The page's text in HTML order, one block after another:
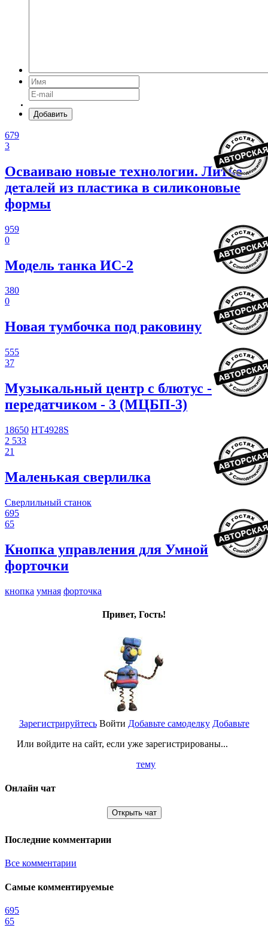
Добавить
679
3
Осваиваю новые технологии. Литье
деталей из пластика в силиконовые
формы
959
0
Модель танка ИС-2
380
0
Новая тумбочка под раковину
555
37
Музыкальный центр с блютус -
передатчиком - 3 (МЦБП-3)
18650 HT4928S
2 533
21
Маленькая сверлилка
Сверлильный станок
695
65
Кнопка управления для Умной
форточки
кнопка умная форточка
Привет, Гость!
Зарегистрируйтесь
Или войдите на сайт, если уже зарегистрированы...
Войти Добавьте самоделку Добавьте
тему
Онлайн чат
Открыть чат
Последние комментарии
Все комментарии
Самые комментируемые
695
65